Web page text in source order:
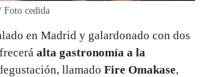
Foto cedida
en Madrid y galardonado con dos
alta gastronomía a la
llamado Fire Omakase,